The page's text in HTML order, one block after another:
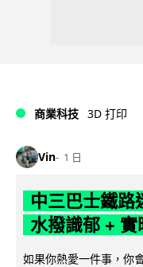
商業科技 3D 打印
Vin 1 日
中三巴士鐵路
水撥識郁 + 實
如果你熱愛一件事，你